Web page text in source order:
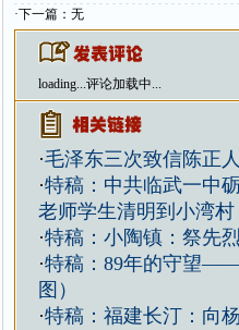
·下一篇：无
loading...评论加载中...
·毛泽东三次致信陈正
·特稿：中共临武一中
老师学生清明到小湾村
·特稿：小陶镇：祭先
·特稿：89年的守望——
图）
·特稿：福建长汀：向